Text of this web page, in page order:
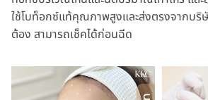
ใช้โบท็อกซ์แท้คุณภาพสูงและส่งตรงจากบริ
ต้อง สามารถเช็คได้ก่อนฉีด